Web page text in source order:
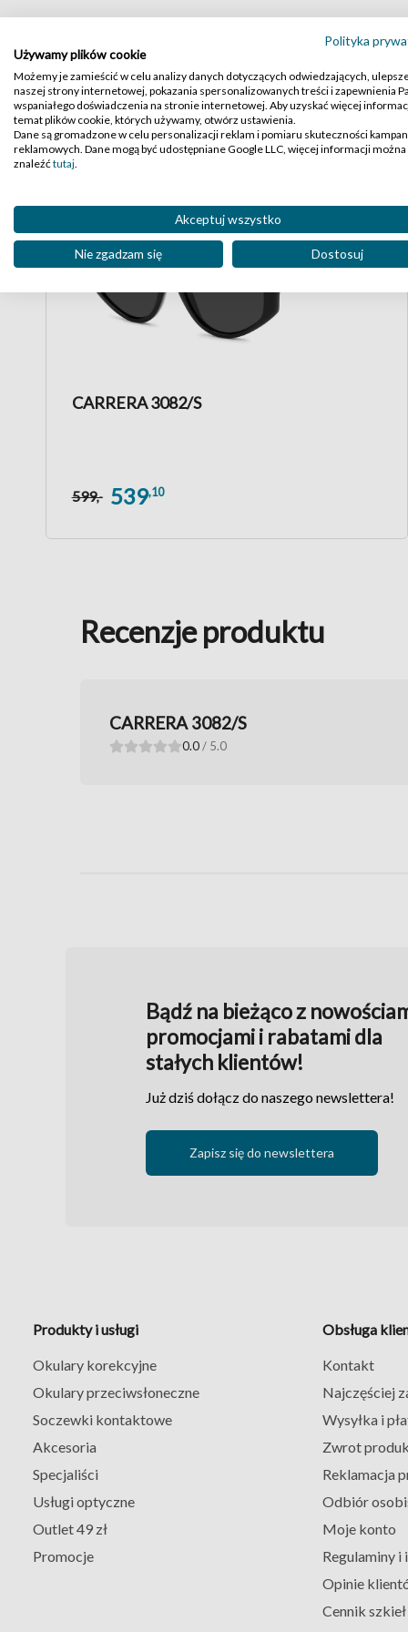
High-contrast mode
Podobne produkty:
CARRERA 3082/S
599,- 539,10
Recenzje produktu
CARRERA 3082/S
0.0/ 5.0
Bądź na bieżąco z
promocjami i rabatami dla
stałych klientów!
Już dziś dołącz do naszego newslettera!
Zapisz się do newslettera
Produkty i usługi
Okulary korekcyjne
Okulary przeciwsłoneczne
Soczewki kontaktowe
Akcesoria
Specjaliści
Usługi optyczne
Outlet 49 zł
Promocje
Obsługa
Kontakt
Najczęściej
Wysyłka i
Zwrot
Reklamacja
Odbiór
Moje konto
Regulaminy
Opinie
Cennik
Polityka
Używamy plików cookie
Możemy je zamieścić w celu analizy danych dotyczących odwiedzających,
naszej strony internetowej, pokazania spersonalizowanych treści i zapewnienia
wspaniałego doświadczenia na stronie internetowej. Aby uzyskać więcej
temat plików cookie, których używamy, otwórz ustawienia.
Dane są gromadzone w celu personalizacji reklam i pomiaru skuteczności
reklamowych. Dane mogą być udostępniane Google LLC, więcej informacji można
znaleźćtutaj.
Akceptuj wszystko
Nie zgadzam się Dostosuj